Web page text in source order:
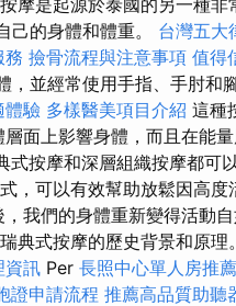
己的身體和體重。 台灣五大
務 撿骨流程與注意事項 值得
並經常使用手指、手肘和
體驗 多樣醫美項目介紹 這種
面上影響身體，而且在能
式按摩和深層組織按摩都可
，可以有效幫助放鬆因高
，我們的身體重新變得活動
典式按摩的歷史背景和原理
資訊 Per 長照中心單人房推薦
證申請流程 推薦高品質助聽